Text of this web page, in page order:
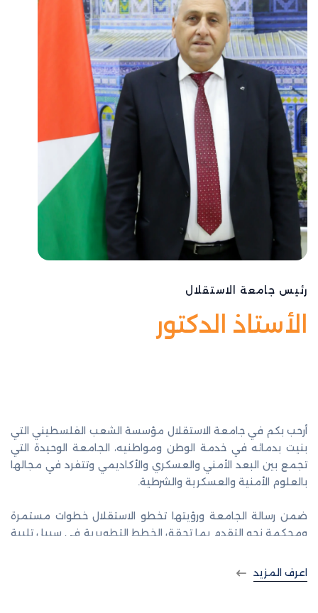
رئيس جامعة الاستقلال
الأستاذ الدكتور
أرحب بكم في جامعة الاستقلال مؤسسة الشعب الفلسطيني التي
بنيت بدمائه في خدمة الوطن ومواطنيه، الجامعة الوحيدة التي
تجمع بين البعد الأمني والعسكري والأكاديمي وتتفرد في مجالها
بالعلوم الأمنية والعسكرية والشرطية.
ضمن رسالة الجامعة ورؤيتها تخطو الاستقلال خطوات مستمرة
ومحكمة نحو التقدم بما تحقق الخطط التطويرية في سبيل تلبية
وتحسين دائم وبناء على جميع الأصعدة العسكرية والأكاديمية
والإدارية والخدماتية.
اعرف المزيد